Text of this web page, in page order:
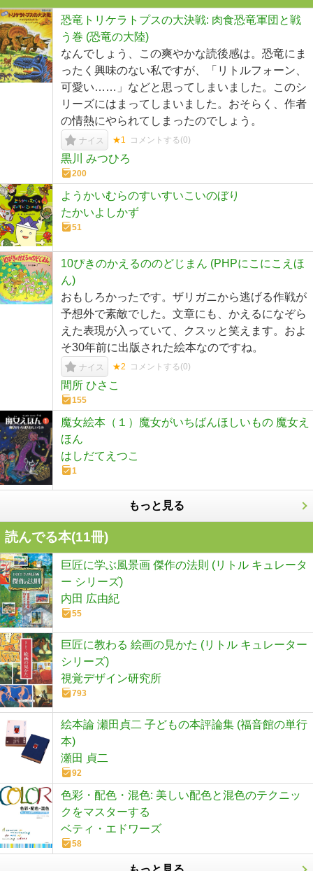
恐竜トリケラトプスの大決戦: 肉食恐竜軍団と戦
う巻 (恐竜の大陸)
なんでしょう、この爽やかな読後感は。恐竜にま
ったく興味のない私ですが、「リトルフォーン、
可愛い……」などと思ってしまいました。このシ
リーズにはまってしまいました。おそらく、作者
の情熱にやられてしまったのでしょう。
ナイス ★1 コメントする(0)
黒川 みつひろ
200
ようかいむらのすいすいこいのぼり
たかいよしかず
51
10ぴきのかえるののどじまん (PHPにこにこえほ
ん)
おもしろかったです。ザリガニから逃げる作戦が
予想外で素敵でした。文章にも、かえるになぞら
えた表現が入っていて、クスッと笑えます。およ
そ30年前に出版された絵本なのですね。
ナイス ★2 コメントする(0)
間所 ひさこ
155
魔女絵本（１）魔女がいちばんほしいもの 魔女え
ほん
はしだてえつこ
1
もっと見る
読んでる本(11冊)
巨匠に学ぶ風景画 傑作の法則 (リトル キュレータ
ー シリーズ)
内田 広由紀
55
巨匠に教わる 絵画の見かた (リトル キュレーター
シリーズ)
視覚デザイン研究所
793
絵本論 瀬田貞二 子どもの本評論集 (福音館の単行
本)
瀬田 貞二
92
色彩・配色・混色: 美しい配色と混色のテクニッ
クをマスターする
ベティ・エドワーズ
58